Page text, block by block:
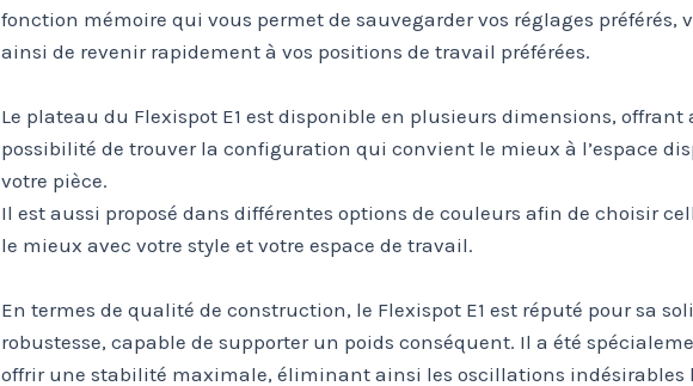
fonction mémoire qui vous permet de sauvegarder vos réglages préférés,
ainsi de revenir rapidement à vos positions de travail préférées.
Le plateau du Flexispot E1 est disponible en plusieurs dimensions, offrant
possibilité de trouver la configuration qui convient le mieux à l’espace
votre pièce.
Il est aussi proposé dans différentes options de couleurs afin de choisir
le mieux avec votre style et votre espace de travail.
En termes de qualité de construction, le Flexispot E1 est réputé pour sa
robustesse, capable de supporter un poids conséquent. Il a été
offrir une stabilité maximale, éliminant ainsi les oscillations indésirables